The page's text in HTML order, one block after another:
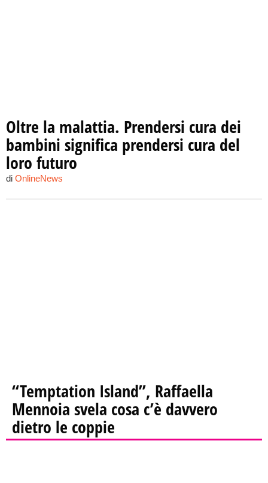
Oltre la malattia. Prendersi cura dei
bambini significa prendersi cura del
loro futuro
di OnlineNews
“Temptation Island”, Raffaella
Mennoia svela cosa c’è davvero
dietro le coppie